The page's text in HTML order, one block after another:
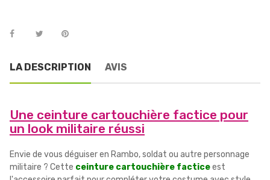
LA DESCRIPTION AVIS
Une ceinture cartouchière factice pour
un look militaire réussi
Envie de vous déguiser en Rambo, soldat ou autre personnage
militaire ? Cette ceinture cartouchière facticeest